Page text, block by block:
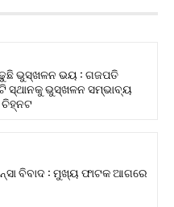
ଭୁସ୍ଖଳନ ଭୟ : ଗଜପତି
ସ୍ଥାନକୁ ଭୁସ୍ଖଳନ ସମ୍ଭାବ୍ୟ
ବିବାଦ : ମୁଖ୍ୟ ଫାଟକ ଆଗରେ